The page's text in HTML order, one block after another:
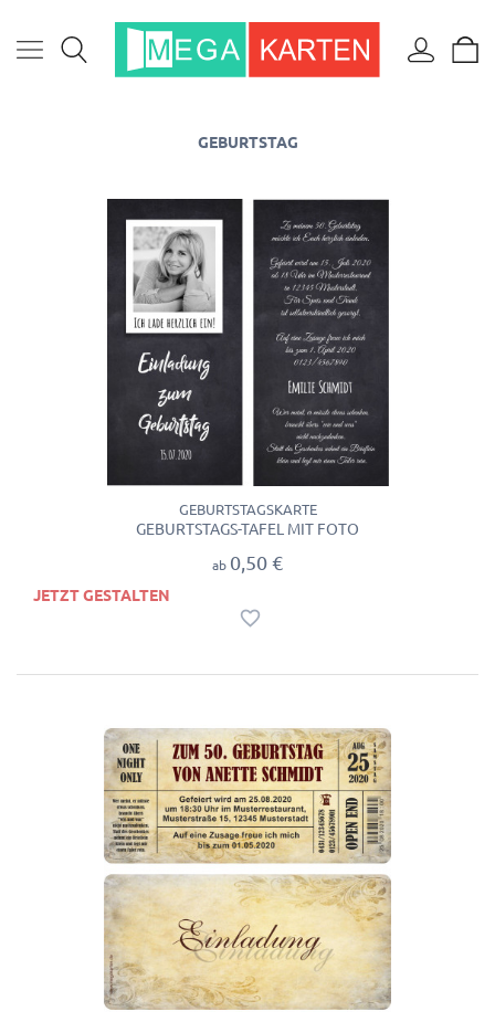
GEBURTSTAG
GEBURTSTAGSKARTE
GEBURTSTAGS-TAFEL MIT FOTO
ab 0,50 €
JETZT GESTALTEN